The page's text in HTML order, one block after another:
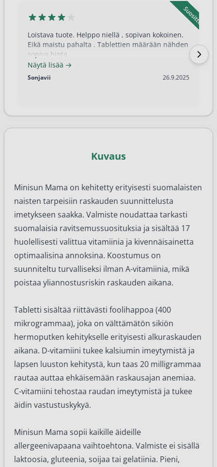
Loistava tuote. Helppo niellä , sopivan kokoinen.
Eikä maistu pahalta . Tablettien määrään nähden
sopiva hinta.
Näytä lisää
Sonjavii 26.9.2025
26.9.2025
Kuvaus
Minisun Mama on kehitetty erityisesti suomalaisten
naisten tarpeisiin raskauden suunnittelusta
imetykseen saakka. Valmiste noudattaa tarkasti
suomalaisia ravitsemussuosituksia ja sisältää 17
huolellisesti valittua vitamiinia ja kivennäisainetta
optimaalisina annoksina. Koostumus on
suunniteltu turvalliseksi ilman A-vitamiinia, mikä
poistaa yliannostusriskin raskauden aikana.
Tabletti sisältää riittävästi foolihappoa (400
mikrogrammaa), joka on välttämätön sikiön
hermoputken kehitykselle erityisesti alkuraskauden
aikana. D-vitamiini tukee kalsiumin imeytymistä ja
lapsen luuston kehitystä, kun taas 20 milligrammaa
rautaa auttaa ehkäisemään raskausajan anemiaa.
C-vitamiini tehostaa raudan imeytymistä ja tukee
äidin vastustuskykyä.
Minisun Mama sopii kaikille äideille
allergeenivapaana vaihtoehtona. Valmiste ei sisällä
laktoosia, gluteenia, soijaa tai gelatiinia. Pieni,